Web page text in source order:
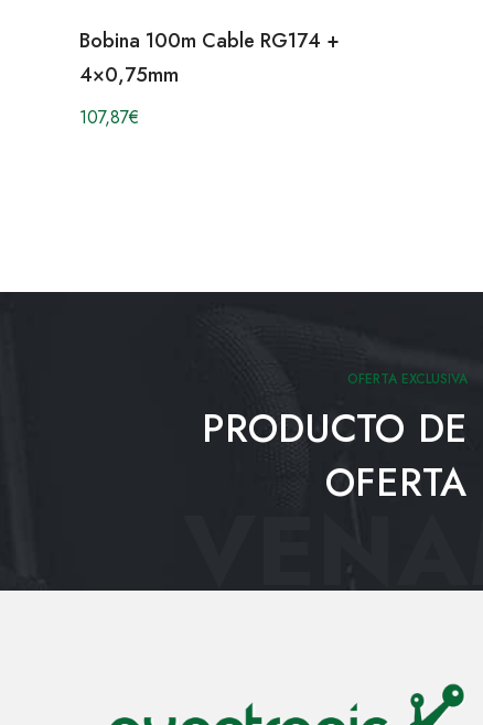
Bobina 100m Cable RG174 +
4×0,75mm
107,87€
OFERTA EXCLUSIVA
PRODUCTO DE
OFERTA